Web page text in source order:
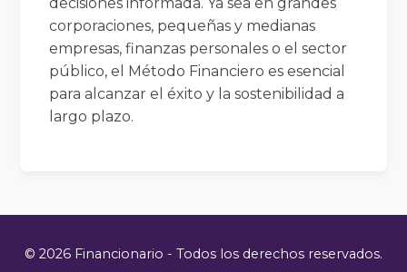
corporaciones, pequeñas y medianas
empresas, finanzas personales o el sector
público, el Método Financiero es esencial
para alcanzar el éxito y la sostenibilidad a
largo plazo.
© 2026 Financionario - Todos los derechos reservados.